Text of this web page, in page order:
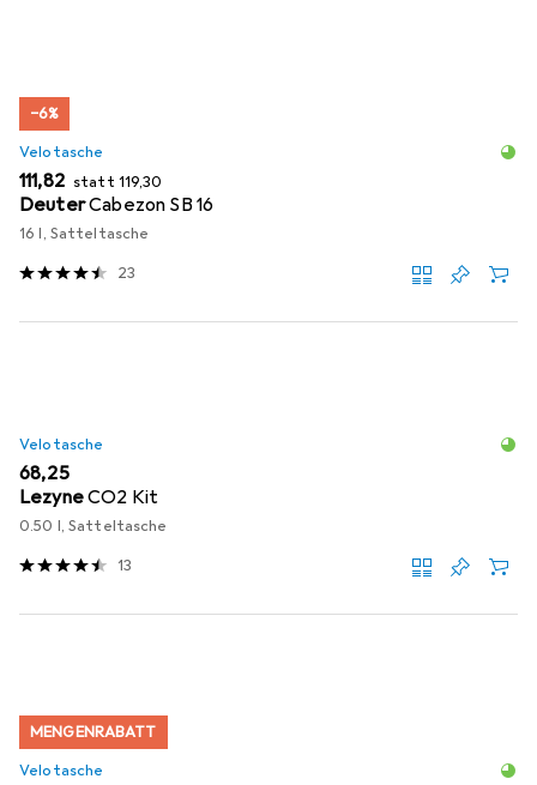
−6%
Velotasche
EUR
111,82 statt EUR
119,30
DeuterCabezon SB 16
16 l, Satteltasche
23
Velotasche
EUR
68,25
LezyneCO2 Kit
0.50 l, Satteltasche
13
MENGENRABATT
Velotasche